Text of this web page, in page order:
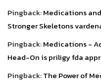
Pingback:Medications
Stronger Skeletons
Pingback:Medications -
Head-On is priligy fda
Pingback:The Power of